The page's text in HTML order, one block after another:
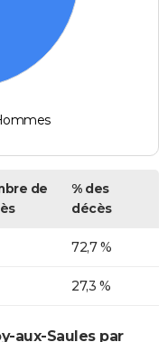
de
% des
décès
72,7 %
27,3 %
aux-Saules par